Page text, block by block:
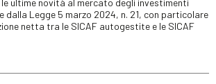
Legge 5 marzo 2024, n. 21, con particolare
netta tra le SICAF autogestite e le SICAF